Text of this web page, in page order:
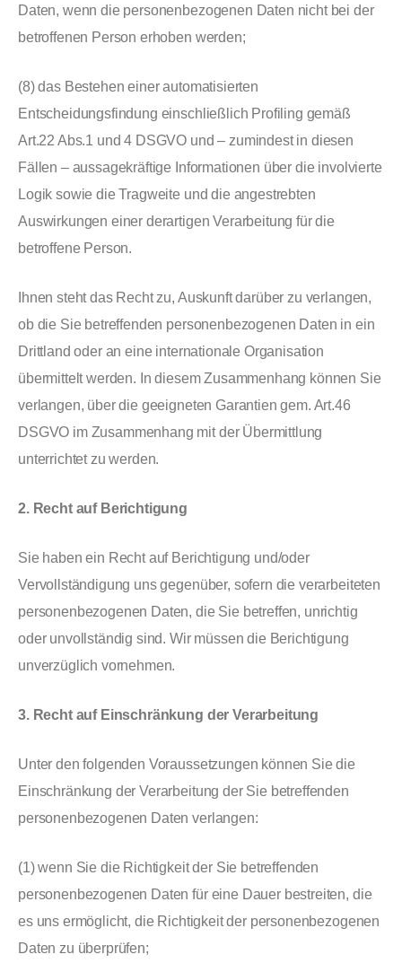
Daten, wenn die personenbezogenen Daten nicht bei der
betroffenen Person erhoben werden;
(8) das Bestehen einer automatisierten
Entscheidungsfindung einschließlich Profiling gemäß
Art.22 Abs.1 und 4 DSGVO und – zumindest in diesen
Fällen – aussagekräftige Informationen über die involvierte
Logik sowie die Tragweite und die angestrebten
Auswirkungen einer derartigen Verarbeitung für die
betroffene Person.
Ihnen steht das Recht zu, Auskunft darüber zu verlangen,
ob die Sie betreffenden personenbezogenen Daten in ein
Drittland oder an eine internationale Organisation
übermittelt werden. In diesem Zusammenhang können Sie
verlangen, über die geeigneten Garantien gem. Art.46
DSGVO im Zusammenhang mit der Übermittlung
unterrichtet zu werden.
2. Recht auf Berichtigung
Sie haben ein Recht auf Berichtigung und/oder
Vervollständigung uns gegenüber, sofern die verarbeiteten
personenbezogenen Daten, die Sie betreffen, unrichtig
oder unvollständig sind. Wir müssen die Berichtigung
unverzüglich vornehmen.
3. Recht auf Einschränkung der Verarbeitung
Unter den folgenden Voraussetzungen können Sie die
Einschränkung der Verarbeitung der Sie betreffenden
personenbezogenen Daten verlangen:
(1) wenn Sie die Richtigkeit der Sie betreffenden
personenbezogenen Daten für eine Dauer bestreiten, die
es uns ermöglicht, die Richtigkeit der personenbezogenen
Daten zu überprüfen;